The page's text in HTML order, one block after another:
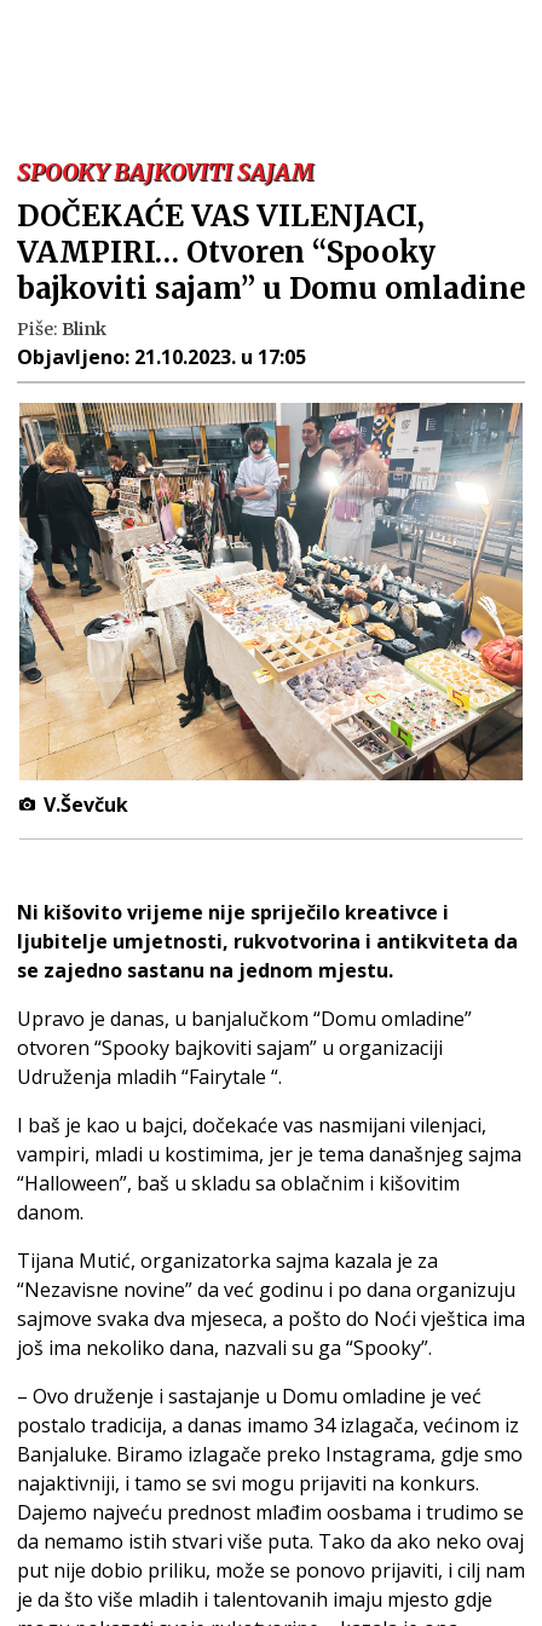
SPOOKY BAJKOVITI SAJAM
DOČEKAĆE VAS VILENJACI,
VAMPIRI… Otvoren “Spooky
bajkoviti sajam” u Domu omladine
Piše: Blink
Objavljeno: 21.10.2023. u 17:05
V.Ševčuk
Ni kišovito vrijeme nije spriječilo kreativce i
ljubitelje umjetnosti, rukvotvorina i antikviteta da
se zajedno sastanu na jednom mjestu.
Upravo je danas, u banjalučkom “Domu omladine”
otvoren “Spooky bajkoviti sajam” u organizaciji
Udruženja mladih “Fairytale “.
I baš je kao u bajci, dočekaće vas nasmijani vilenjaci,
vampiri, mladi u kostimima, jer je tema današnjeg sajma
“Halloween”, baš u skladu sa oblačnim i kišovitim
danom.
Tijana Mutić, organizatorka sajma kazala je za
“Nezavisne novine” da već godinu i po dana organizuju
sajmove svaka dva mjeseca, a pošto do Noći vještica ima
još ima nekoliko dana, nazvali su ga “Spooky”.
– Ovo druženje i sastajanje u Domu omladine je već
postalo tradicija, a danas imamo 34 izlagača, većinom iz
Banjaluke. Biramo izlagače preko Instagrama, gdje smo
najaktivniji, i tamo se svi mogu prijaviti na konkurs.
Dajemo najveću prednost mlađim oosbama i trudimo se
da nemamo istih stvari više puta. Tako da ako neko ovaj
put nije dobio priliku, može se ponovo prijaviti, i cilj nam
je da što više mladih i talentovanih imaju mjesto gdje